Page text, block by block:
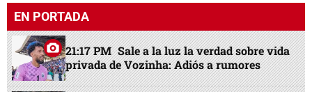
EN PORTADA
21:17 PM Sale a la luz la verdad sobre vida
privada de Vozinha: Adiós a rumores